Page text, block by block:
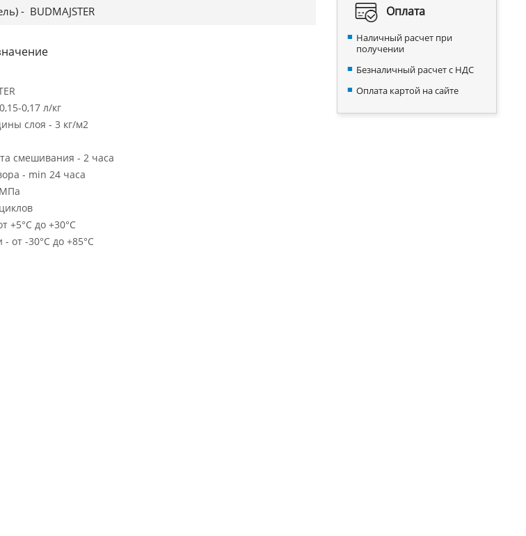
- BUDMAJSTER
0,17 л/кг
слоя - 3 кг/м2
смешивания - 2 часа
- min 24 часа
+5°С до +30°С
от -30°С до +85°С
Оплата
Наличный расчет при
получении
Безналичный расчет с НДС
Оплата картой на сайте